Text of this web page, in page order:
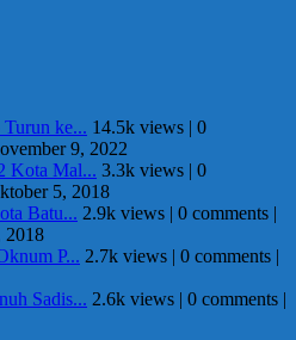
ke... 14.5k views | 0
9, 2022
Kota Mal... 3.3k views | 0
5, 2018
Batu... 2.9k views | 0 comments |
2018
P... 2.7k views | 0 comments |
Sadis... 2.6k views | 0 comments |